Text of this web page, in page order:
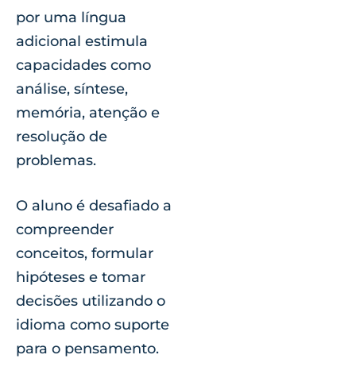
por uma língua
adicional estimula
capacidades como
análise, síntese,
memória, atenção e
resolução de
problemas.
O aluno é desafiado a
compreender
conceitos, formular
hipóteses e tomar
decisões utilizando o
idioma como suporte
para o pensamento.